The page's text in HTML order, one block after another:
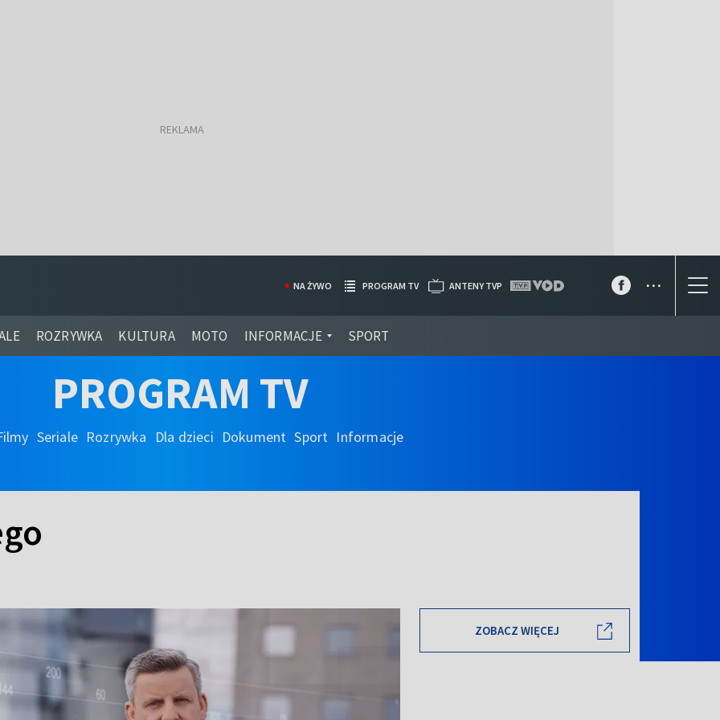
ROZRYWKA KULTURA MOTO INFORMACJE SPORT
NA ŻYWO PROGRAM TV ANTENY TVP ...
PROGRAM TV
Seriale Rozrywka Dla dzieci Dokument Sport Informacje
ZOBACZ WIĘCEJ